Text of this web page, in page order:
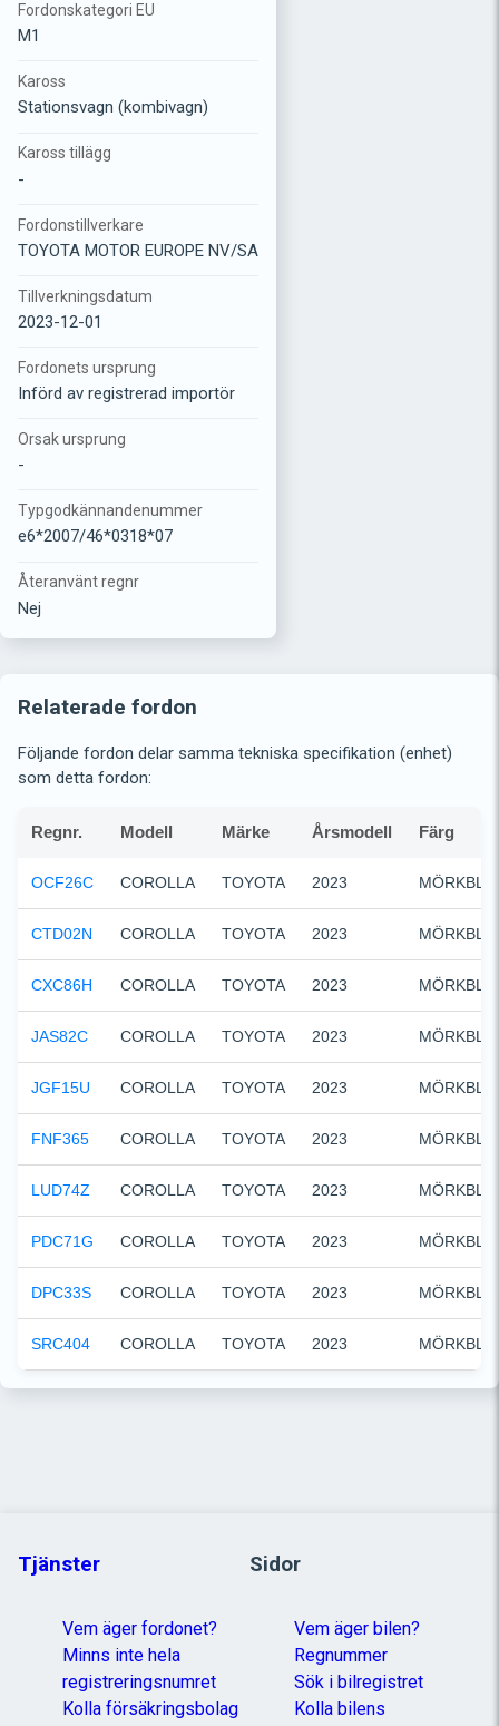
Fordonskategori EU
M1
Kaross
Stationsvagn (kombivagn)
Kaross tillägg
-
Fordonstillverkare
TOYOTA MOTOR EUROPE NV/SA
Tillverkningsdatum
2023-12-01
Fordonets ursprung
Införd av registrerad importör
Orsak ursprung
-
Typgodkännandenummer
e6*2007/46*0318*07
Återanvänt regnr
Nej
Relaterade fordon
Följande fordon delar samma tekniska specifikation (enhet)
som detta fordon:
Regnr. Modell Märke Årsmodell Färg
OCF26C COROLLA TOYOTA 2023 MÖRKBLÅ
CTD02N COROLLA TOYOTA 2023 MÖRKBLÅ
CXC86H COROLLA TOYOTA 2023 MÖRKBLÅ
JAS82C COROLLA TOYOTA 2023 MÖRKBLÅ
JGF15U COROLLA TOYOTA 2023 MÖRKBLÅ
FNF365 COROLLA TOYOTA 2023 MÖRKBLÅ
LUD74Z COROLLA TOYOTA 2023 MÖRKBLÅ
PDC71G COROLLA TOYOTA 2023 MÖRKBLÅ
DPC33S COROLLA TOYOTA 2023 MÖRKBLÅ
SRC404 COROLLA TOYOTA 2023 MÖRKBLÅ
Tjänster
Vem äger fordonet?
Minns inte hela
registreringsnumret
Kolla försäkringsbolag
Sidor
Vem äger bilen?
Regnummer
Sök i bilregistret
Kolla bilens